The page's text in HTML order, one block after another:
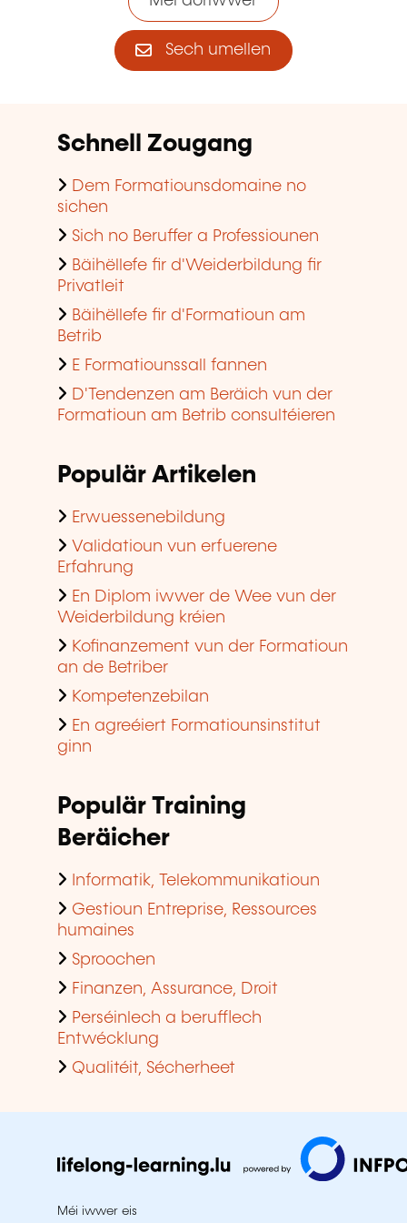
Sech umellen
Schnell Zougang
Dem Formatiounsdomaine no
sichen
Sich no Beruffer a Professiounen
Bäihëllefe fir d'Weiderbildung fir
Privatleit
Bäihëllefe fir d'Formatioun am
Betrib
E Formatiounssall fannen
D'Tendenzen am Beräich vun der
Formatioun am Betrib consultéieren
Populär Artikelen
Erwuessenebildung
Validatioun vun erfuerene
Erfahrung
En Diplom iwwer de Wee vun der
Weiderbildung kréien
Kofinanzement vun der Formatioun
an de Betriber
Kompetenzebilan
En agreéiert Formatiounsinstitut
ginn
Populär Training
Beräicher
Informatik, Telekommunikatioun
Gestioun Entreprise, Ressources
humaines
Sproochen
Finanzen, Assurance, Droit
Perséinlech a berufflech
Entwécklung
Qualitéit, Sécherheet
Méi iwwer eis